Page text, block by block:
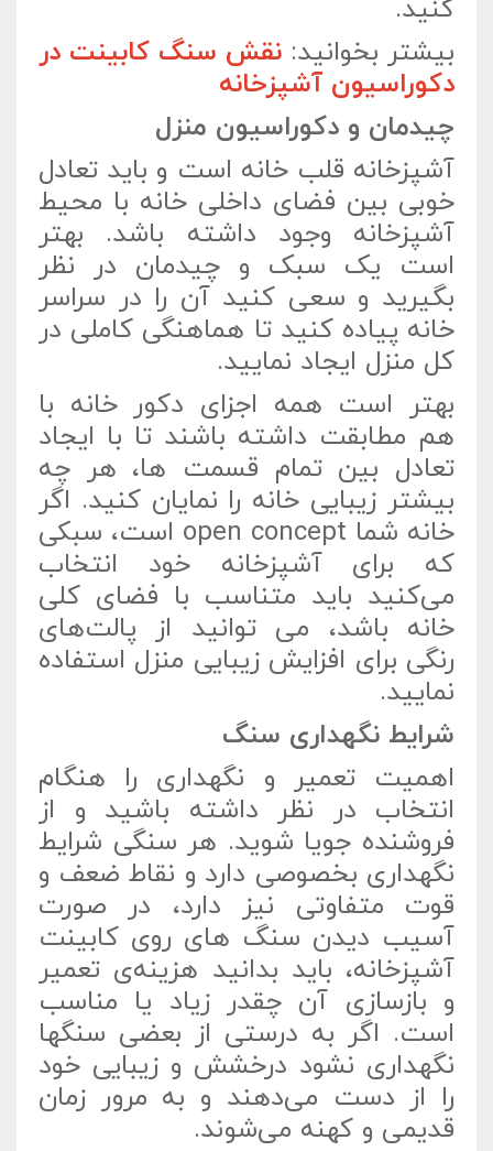
کنید.
بیشتر بخوانید: نقش سنگ کابینت در
دکوراسیون آشپزخانه
چیدمان و دکوراسیون منزل
آشپزخانه قلب خانه است و باید تعادل
خوبی بین فضای داخلی خانه با محیط
آشپزخانه وجود داشته باشد. بهتر
است یک سبک و چیدمان در نظر
بگیرید و سعی کنید آن را در سراسر
خانه پیاده کنید تا هماهنگی کاملی در
کل منزل ایجاد نمایید.
بهتر است همه اجزای دکور خانه با
هم مطابقت داشته باشند تا با ایجاد
تعادل بین تمام قسمت ها، هر چه
بیشتر زیبایی خانه را نمایان کنید. اگر
خانه شما open concept است، سبکی
که برای آشپزخانه خود انتخاب
می‌کنید باید متناسب با فضای کلی
خانه باشد، می توانید از پالت‌های
رنگی برای افزایش زیبایی منزل استفاده
نمایید.
شرایط نگهداری سنگ
اهمیت تعمیر و نگهداری را هنگام
انتخاب در نظر داشته باشید و از
فروشنده جویا شوید. هر سنگی شرایط
نگهداری بخصوصی دارد و نقاط ضعف و
قوت متفاوتی نیز دارد، در صورت
آسیب دیدن سنگ های روی کابینت
آشپزخانه، باید بدانید هزینه‌ی تعمیر
و بازسازی آن چقدر زیاد یا مناسب
است. اگر به درستی از بعضی سنگها
نگهداری نشود درخشش و زیبایی خود
را از دست می‌دهند و به مرور زمان
قدیمی و کهنه می‌شوند.